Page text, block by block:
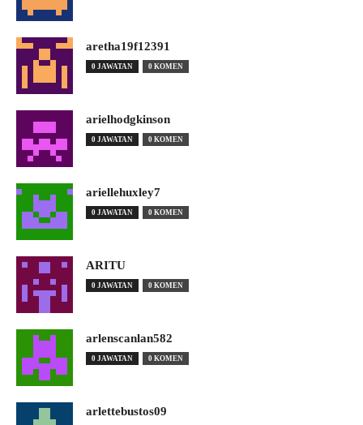
aretha19f12391
0 JAWATAN 0 KOMEN
arielhodgkinson
0 JAWATAN 0 KOMEN
ariellehuxley7
0 JAWATAN 0 KOMEN
ARITU
0 JAWATAN 0 KOMEN
arlenscanlan582
0 JAWATAN 0 KOMEN
arlettebustos09